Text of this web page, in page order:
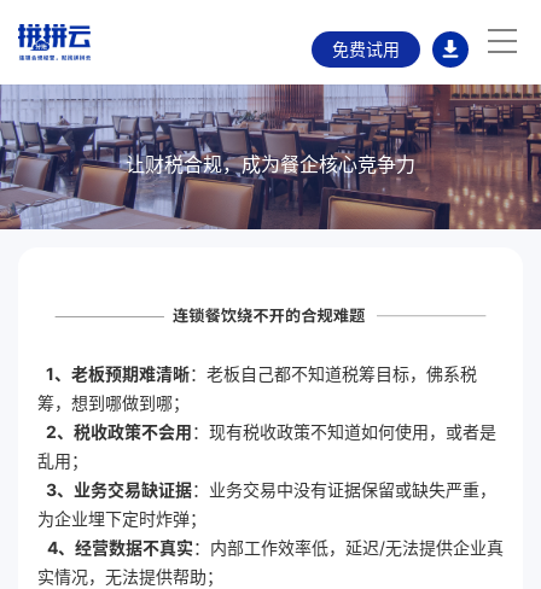
免费试用
让财税合规，成为餐企核心竞争力
1、老板预期难清晰：老板自己都不知道税筹目标，佛系税
筹，想到哪做到哪；
2、税收政策不会用：现有税收政策不知道如何使用，或者是
乱用；
3、业务交易缺证据：业务交易中没有证据保留或缺失严重，
为企业埋下定时炸弹；
4、经营数据不真实：内部工作效率低，延迟/无法提供企业真
实情况，无法提供帮助；